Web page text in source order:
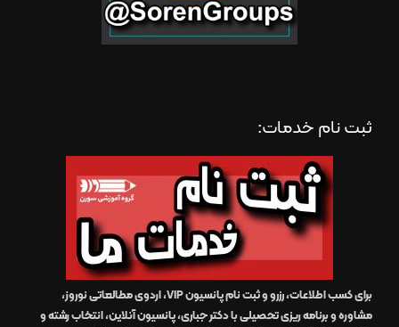
ثبت نام خدمات:
برای کسب اطلاعات، رزرو و ثبت نام پانسیون VIP، اردوی مطالعاتی نوروز،
مشاوره و برنامه ریزی تحصیلی با دکتر جباری، پانسیون آنلاین، انتخاب رشته و